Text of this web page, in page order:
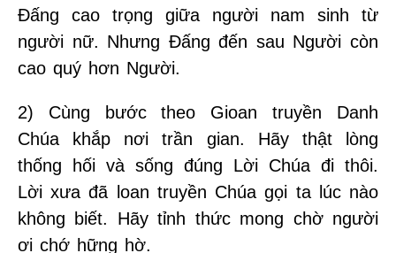
Đấng cao trọng giữa người nam sinh từ
người nữ. Nhưng Đấng đến sau Người còn
cao quý hơn Người.
2) Cùng bước theo Gioan truyền Danh
Chúa khắp nơi trần gian. Hãy thật lòng
thống hối và sống đúng Lời Chúa đi thôi.
Lời xưa đã loan truyền Chúa gọi ta lúc nào
không biết. Hãy tỉnh thức mong chờ người
ơi chớ hững hờ.